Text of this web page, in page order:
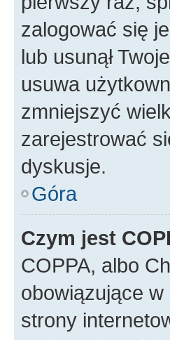
zalogować się
lub usunął
usuwa
zmniejszyć
zarejestrować
dyskusje.
Góra
Czym jest
COPPA, albo
obowiązujące
strony